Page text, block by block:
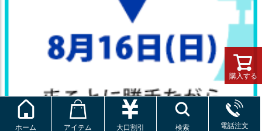
購入する
ホーム アイテム 大口割引 検索 電話注文